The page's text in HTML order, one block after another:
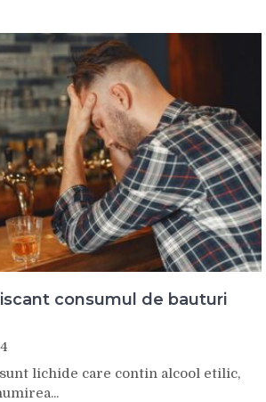
consumul de bauturi
lichide care contin alcool etilic,